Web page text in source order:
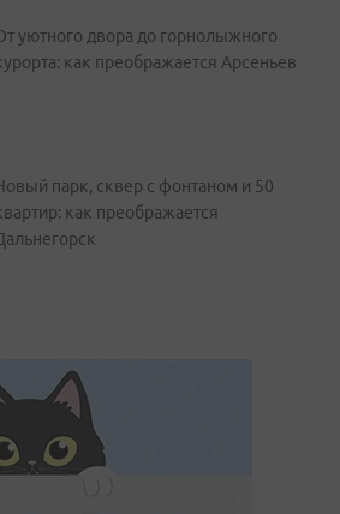
уютного двора до горнолыжного
как преображается Арсеньев
парк, сквер с фонтаном и 50
как преображается